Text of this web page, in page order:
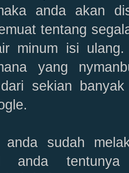
anda akan
tentang
minum isi
yang
sekian
anda sudah
anda